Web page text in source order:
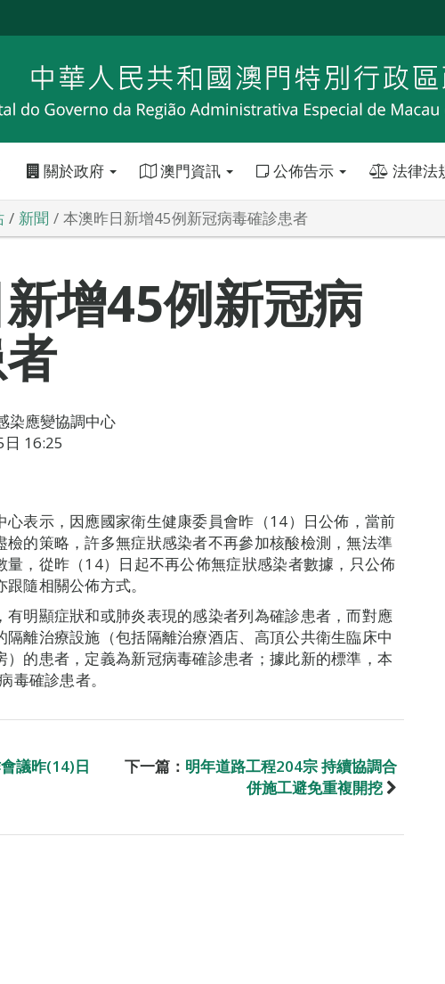
關於政府 澳門資訊 公佈告示 法律法
新聞 本澳昨日新增45例新冠病毒確診患者
增45例新冠病
染應變協調中心
16:25
心表示，因應國家衛生健康委員會昨（14）日公佈，當前
檢的策略，許多無症狀感染者不再參加核酸檢測，無法準
，從昨（14）日起不再公佈無症狀感染者數據，只公佈
隨相關公佈方式。
明顯症狀和或肺炎表現的感染者列為確診患者，而對應
離治療設施（包括隔離治療酒店、高頂公共衛生臨床中
的患者，定義為新冠病毒確診患者；據此新的標準，本
毒確診患者。
議昨(14)日
下一篇： 明年道路工程204宗 持續協調合
併施工避免重複開挖